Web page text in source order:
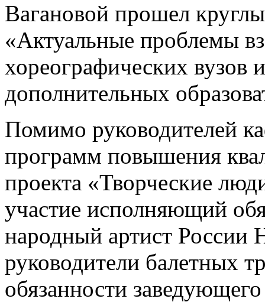
Вагановой прошел
«Актуальные проблемы
хореографических вузов
дополнительных
Помимо руководителей
программ повышения
проекта «Творческие
участие исполняющий
народный артист России
руководители балетных
обязанности